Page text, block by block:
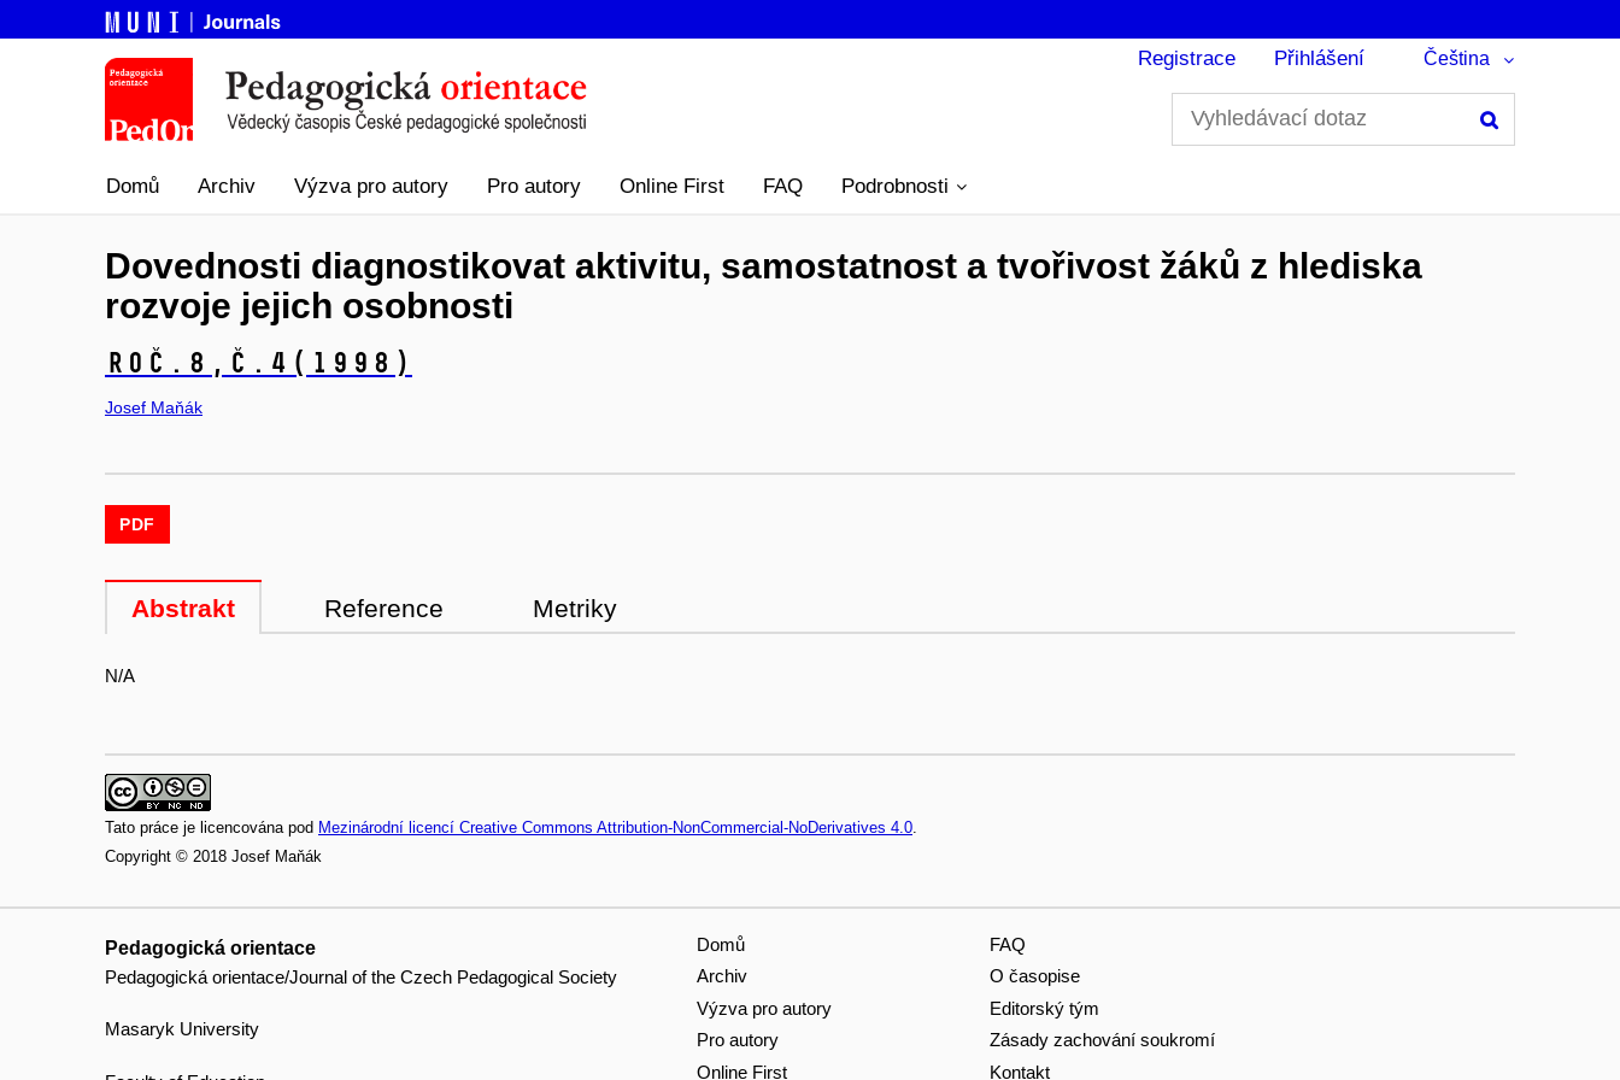
Registrace Přihlášení Čeština
Domů Archiv Výzva pro autory Pro autory Online First FAQ Podrobnosti
Dovednosti diagnostikovat aktivitu, samostatnost a tvořivost žáků z hlediska
rozvoje jejich osobnosti
Roč.8, č.4 (1998)
Josef Maňák
PDF
Abstrakt Reference Metriky
N/A
Tato práce je licencována pod Mezinárodní licencí Creative Commons Attribution-NonCommercial-NoDerivatives 4.0.
Copyright © 2018 Josef Maňák
Pedagogická orientace
Pedagogická orientace/Journal of the Czech Pedagogical Society
Masaryk University
Domů
Archiv
Výzva pro autory
Pro autory
Online First
FAQ
O časopise
Editorský tým
Zásady zachování soukromí
Kontakt